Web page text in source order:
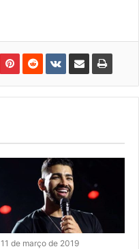
11 de março de 2019